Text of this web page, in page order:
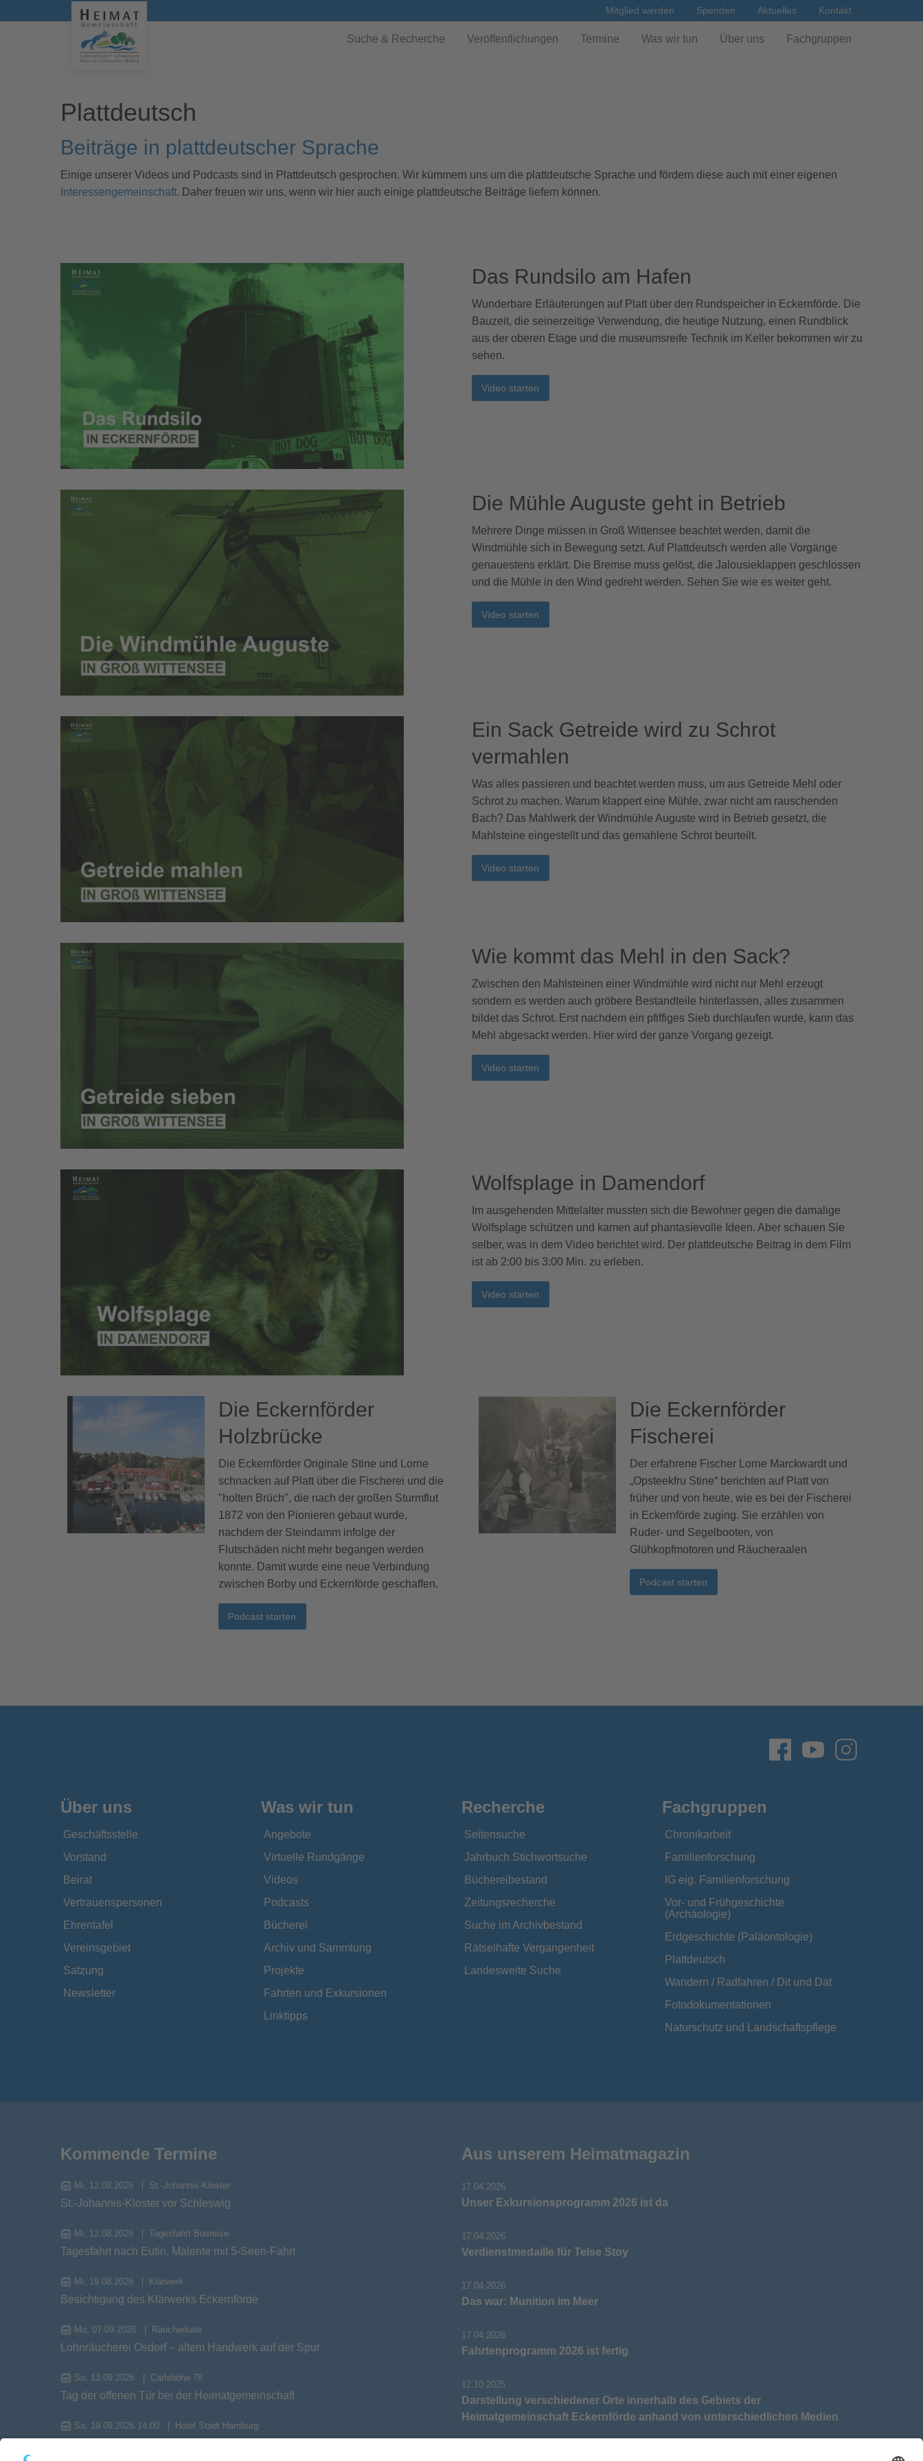
Mitglied werden Spenden Aktuelles Kontakt
Suche & Recherche Veröffentlichungen Termine Was wir tun Über uns Fachgruppen
Plattdeutsch
Beiträge in plattdeutscher Sprache
Einige unserer Videos und Podcasts sind in Plattdeutsch gesprochen. Wir kümmern uns um die plattdeutsche Sprache und fördern diese auch mit einer eigenen
Interessengemeinschaft. Daher freuen wir uns, wenn wir hier auch einige plattdeutsche Beiträge liefern können.
Das Rundsilo am Hafen
Wunderbare Erläuterungen auf Platt über den Rundspeicher in Eckernförde. Die
Bauzeit, die seinerzeitige Verwendung, die heutige Nutzung, einen Rundblick
aus der oberen Etage und die museumsreife Technik im Keller bekommen wir zu
sehen.
Video starten
Die Mühle Auguste geht in Betrieb
Mehrere Dinge müssen in Groß Wittensee beachtet werden, damit die
Windmühle sich in Bewegung setzt. Auf Plattdeutsch werden alle Vorgänge
genauestens erklärt. Die Bremse muss gelöst, die Jalousieklappen geschlossen
und die Mühle in den Wind gedreht werden. Sehen Sie wie es weiter geht.
Video starten
Ein Sack Getreide wird zu Schrot
vermahlen
Was alles passieren und beachtet werden muss, um aus Getreide Mehl oder
Schrot zu machen. Warum klappert eine Mühle, zwar nicht am rauschenden
Bach? Das Mahlwerk der Windmühle Auguste wird in Betrieb gesetzt, die
Mahlsteine eingestellt und das gemahlene Schrot beurteilt.
Video starten
Wie kommt das Mehl in den Sack?
Zwischen den Mahlsteinen einer Windmühle wird nicht nur Mehl erzeugt
sondern es werden auch gröbere Bestandteile hinterlassen, alles zusammen
bildet das Schrot. Erst nachdem ein pfiffiges Sieb durchlaufen wurde, kann das
Mehl abgesackt werden. Hier wird der ganze Vorgang gezeigt.
Video starten
Wolfsplage in Damendorf
Im ausgehenden Mittelalter mussten sich die Bewohner gegen die damalige
Wolfsplage schützen und kamen auf phantasievolle Ideen. Aber schauen Sie
selber, was in dem Video berichtet wird. Der plattdeutsche Beitrag in dem Film
ist ab 2:00 bis 3:00 Min. zu erleben.
Video starten
Die Eckernförder
Holzbrücke
Die Eckernförder Originale Stine und Lorne
schnacken auf Platt über die Fischerei und die
"holten Brüch", die nach der großen Sturmflut
1872 von den Pionieren gebaut wurde,
nachdem der Steindamm infolge der
Flutschäden nicht mehr begangen werden
konnte. Damit wurde eine neue Verbindung
zwischen Borby und Eckernförde geschaffen.
Podcast starten
Die Eckernförder
Fischerei
Der erfahrene Fischer Lorne Marckwardt und
„Opsteekfru Stine“ berichten auf Platt von
früher und von heute, wie es bei der Fischerei
in Eckernförde zuging. Sie erzählen von
Ruder- und Segelbooten, von
Glühkopfmotoren und Räucheraalen
Podcast starten
Über uns
Geschäftsstelle
Vorstand
Beirat
Vertrauenspersonen
Ehrentafel
Vereinsgebiet
Satzung
Newsletter
Was wir tun
Angebote
Virtuelle Rundgänge
Videos
Podcasts
Bücherei
Archiv und Sammlung
Projekte
Fahrten und Exkursionen
Linktipps
Recherche
Seitensuche
Jahrbuch Stichwortsuche
Büchereibestand
Zeitungsrecherche
Suche im Archivbestand
Rätselhafte Vergangenheit
Landesweite Suche
Fachgruppen
Chronikarbeit
Familienforschung
IG eig. Familienforschung
Vor- und Frühgeschichte
(Archäologie)
Erdgeschichte (Paläontologie)
Plattdeutsch
Wandern / Radfahren / Dit und Dat
Fotodokumentationen
Naturschutz und Landschaftspflege
Kommende Termine
Mi, 12.08.2026 St.-Johannis-Kloster
St.-Johannis-Kloster vor Schleswig
Mi, 12.08.2026 Tagesfahrt Busreise
Tagesfahrt nach Eutin, Malente mit 5-Seen-Fahrt
Mi, 19.08.2026 Klärwerk
Besichtigung des Klärwerks Eckernförde
Mo, 07.09.2026 Räucherkate
Lohnräucherei Osdorf – altem Handwerk auf der Spur
So, 13.09.2026 Carlshöhe 78
Tag der offenen Tür bei der Heimatgemeinschaft
Sa, 19.09.2026 14:00 Hotel Stadt Hamburg
Aus unserem Heimatmagazin
17.04.2026
Unser Exkursionsprogramm 2026 ist da
17.04.2026
Verdienstmedaille für Telse Stoy
17.04.2026
Das war: Munition im Meer
17.04.2026
Fahrtenprogramm 2026 ist fertig
12.10.2025
Darstellung verschiedener Orte innerhalb des Gebiets der
Heimatgemeinschaft Eckernförde anhand von unterschiedlichen Medien